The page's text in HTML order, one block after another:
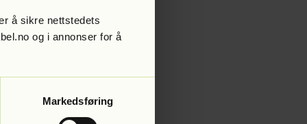
å sikre nettstedets
og i annonser for å
Markedsføring